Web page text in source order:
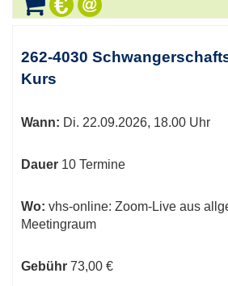
262-4030
Kurs
Wann: Di. 22.09.2026, 18.00 Uhr
Dauer 10 Termine
Wo: vhs-online: Zoom-Live aus
Meetingraum
Gebühr 73,00 €